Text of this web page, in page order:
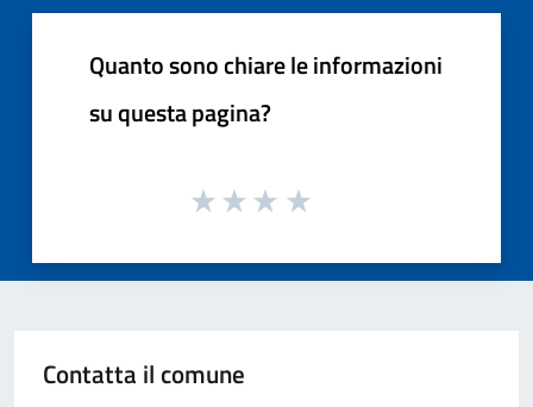
Quanto sono chiare le informazioni
su questa pagina?
Contatta il comune